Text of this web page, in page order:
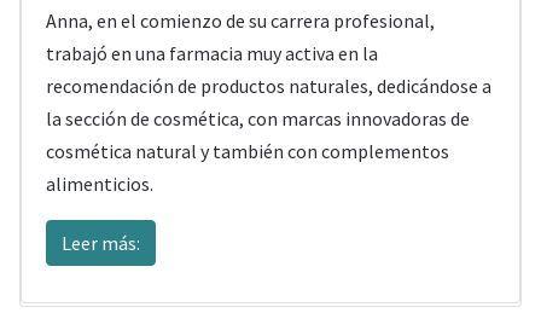
Anna, en el comienzo de su carrera profesional,
trabajó en una farmacia muy activa en la
recomendación de productos naturales, dedicándose a
la sección de cosmética, con marcas innovadoras de
cosmética natural y también con complementos
alimenticios.
Leer más: